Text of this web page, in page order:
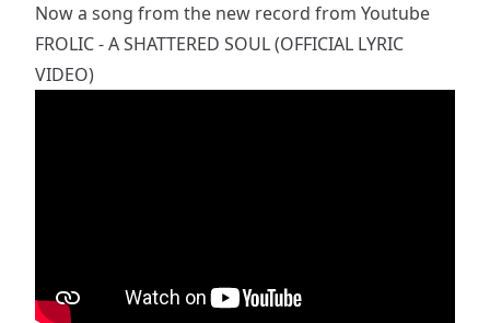
Now a song from the new record from Youtube
FROLIC - A SHATTERED SOUL (OFFICIAL LYRIC
VIDEO)